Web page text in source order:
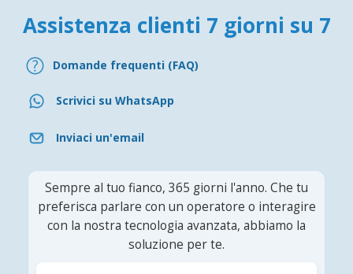
Assistenza clienti 7 giorni su 7
Domande frequenti (FAQ)
Scrivici su WhatsApp
Inviaci un'email
Sempre al tuo fianco, 365 giorni l'anno. Che tu
preferisca parlare con un operatore o interagire
con la nostra tecnologia avanzata, abbiamo la
soluzione per te.